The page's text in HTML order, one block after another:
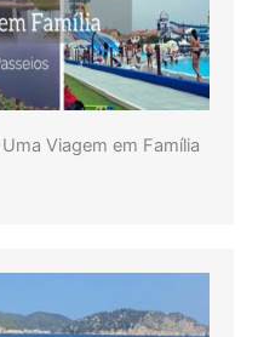
Viagem em Família